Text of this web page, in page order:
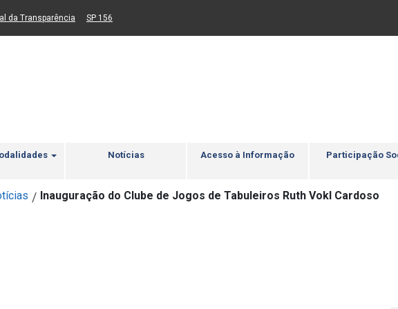
Ir para busca Ir para rodapé
um novo sítio)
da Transparência (Link para um novo sítio)
SP 156
Notícias Acesso à Informação Participação
/ Inauguração do Clube de Jogos de Tabuleiros Ruth Vokl Cardoso